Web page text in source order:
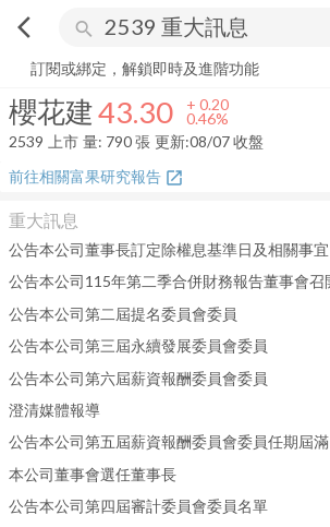
arrow_back_ios search
櫻花建 43.30 + 0.46%
訂閱或綁定，解鎖即時及進階功能
櫻花建43.30 + 0.20
0.46%
2539
上市 量: 790張 更新:08/07 收盤
前往相關富果研究報告 open_in_new
重大訊息
公告本公司董事長訂定除權息基準日及相關事宜
公告本公司第二屆提名委員會委員
公告本公司第三屆永續發展委員會委員
公告本公司第六屆薪資報酬委員會委員
澄清媒體報導
公告本公司第五屆薪資報酬委員會委員任期屆滿
本公司董事會選任董事長
公告本公司第四屆審計委員會委員名單